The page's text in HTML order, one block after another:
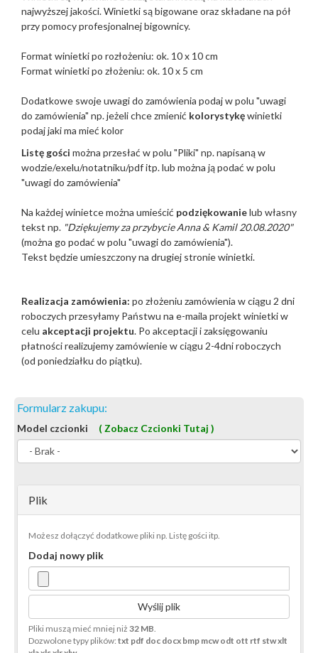
najwyższej jakości. Winietki są bigowane oraz składane na pół
przy pomocy profesjonalnej bigownicy.
Format winietki po rozłożeniu: ok. 10 x 10 cm
Format winietki po złożeniu: ok. 10 x 5 cm
Dodatkowe swoje uwagi do zamówienia podaj w polu "uwagi
do zamówienia" np. jeżeli chce zmienić kolorystykęwinietki
podaj jaki ma mieć kolor
Listę gości można przesłać w polu "Pliki" np. napisaną w
wodzie/exelu/notatniku/pdf itp. lub można ją podać w polu
"uwagi do zamówienia"
Na każdej winietce można umieścić podziękowanielub własny
tekst np. "Dziękujemy za przybycie Anna & Kamil 20.08.2020"
(można go podać w polu "uwagi do zamówienia").
Tekst będzie umieszczony na drugiej stronie winietki.
Realizacja zamówienia: po złożeniu zamówienia w ciągu 2 dni
roboczych przesyłamy Państwu na e-maila projekt winietki w
celu akceptacji projektu. Po akceptacji i zaksięgowaniu
płatności realizujemy zamówienie w ciągu 2-4dni roboczych
(od poniedziałku do piątku).
Formularz zakupu:
Model czcionki ( Zobacz Czcionki Tutaj )
Plik
Możesz dołączyć dodatkowe pliki np. Listę gości itp.
Dodaj nowy plik
Wyślij plik
Pliki muszą mieć mniej niż32 MB
Dozwolone typy plików:txt pdf doc docx bmp mcw odt ott rtf stw xlt